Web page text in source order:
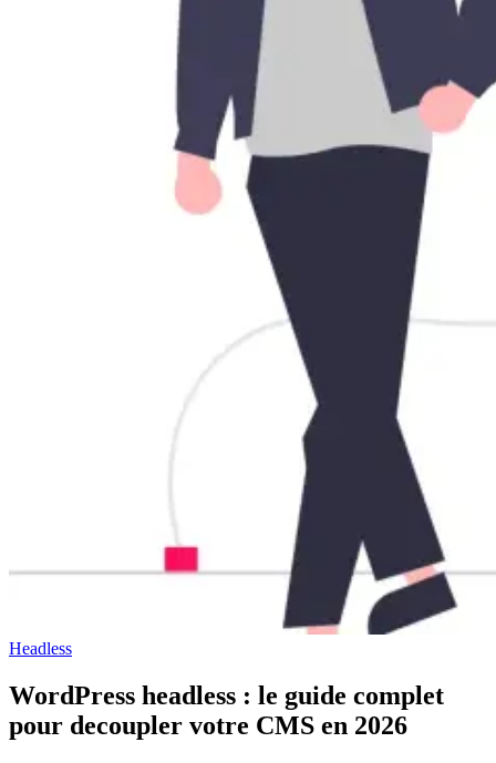
Headless
WordPress headless : le guide complet
pour decoupler votre CMS en 2026